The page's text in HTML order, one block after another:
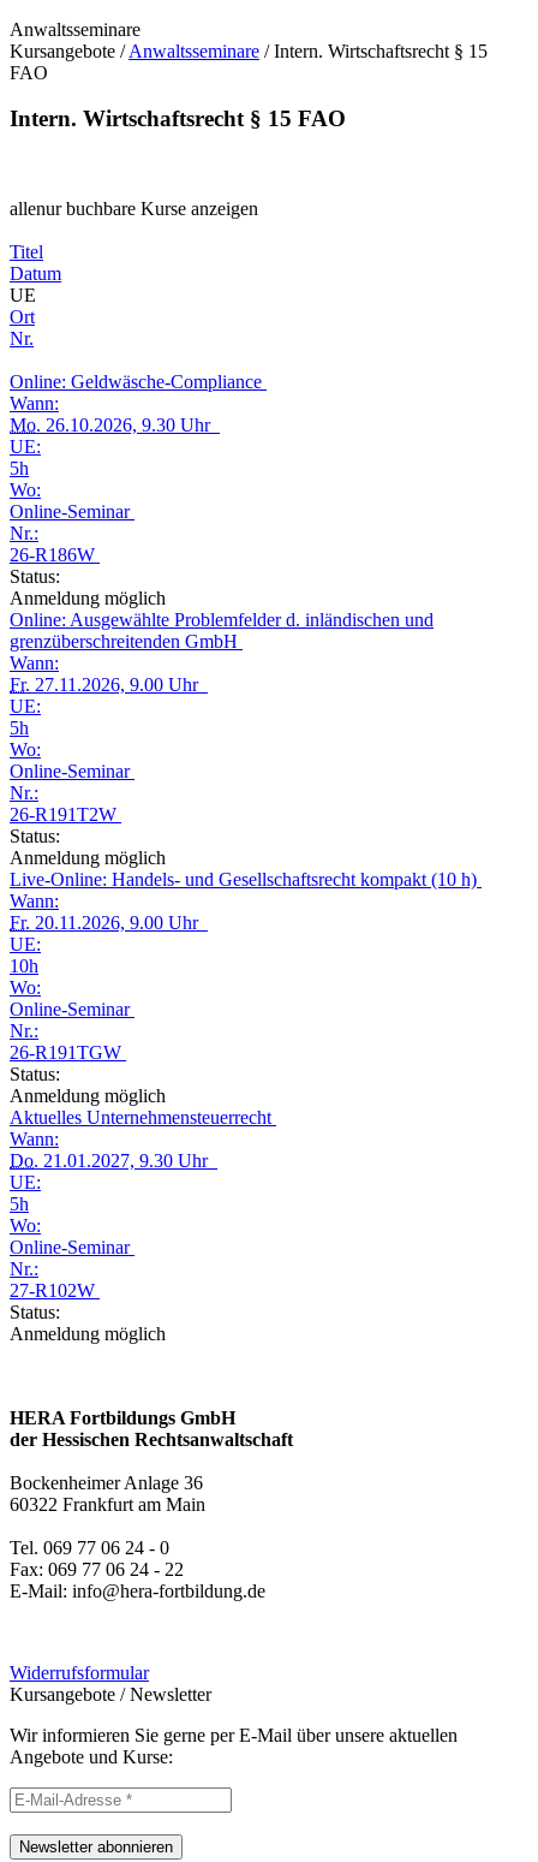
Anwaltsseminare
Kursangebote /Anwaltsseminare /Intern. Wirtschaftsrecht § 15
FAO
Intern. Wirtschaftsrecht § 15 FAO
allenur buchbare Kurse anzeigen
Titel
Datum
UE
Ort
Nr.
Online: Geldwäsche-Compliance
Wann:
Mo. 26.10.2026, 9.30 Uhr
UE:
5h
Wo:
Online-Seminar
Nr.:
26-R186W
Status:
Anmeldung möglich
Online: Ausgewählte Problemfelder d. inländischen und
grenzüberschreitenden GmbH
Wann:
Fr. 27.11.2026, 9.00 Uhr
UE:
5h
Wo:
Online-Seminar
Nr.:
26-R191T2W
Status:
Anmeldung möglich
Live-Online: Handels- und Gesellschaftsrecht kompakt (10 h)
Wann:
Fr. 20.11.2026, 9.00 Uhr
UE:
10h
Wo:
Online-Seminar
Nr.:
26-R191TGW
Status:
Anmeldung möglich
Aktuelles Unternehmensteuerrecht
Wann:
Do. 21.01.2027, 9.30 Uhr
UE:
5h
Wo:
Online-Seminar
Nr.:
27-R102W
Status:
Anmeldung möglich
HERA Fortbildungs GmbH
der Hessischen Rechtsanwaltschaft
Bockenheimer Anlage 36
60322 Frankfurt am Main
Tel. 069 77 06 24 - 0
Fax: 069 77 06 24 - 22
E-Mail: info@hera-fortbildung.de
Widerrufsformular
Kursangebote /Newsletter
Wir informieren Sie gerne per E-Mail über unsere aktuellen
Angebote und Kurse:
Newsletter abonnieren